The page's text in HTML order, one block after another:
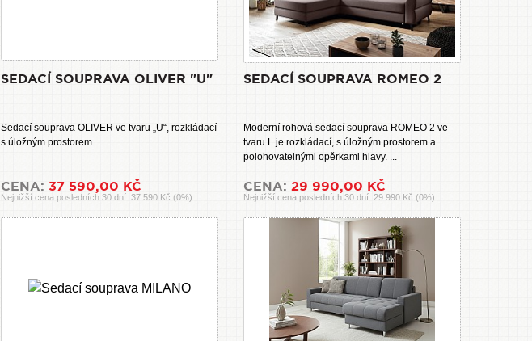
SEDACÍ SOUPRAVA OLIVER "U"
Sedací souprava OLIVER ve tvaru „U“, rozkládací
s úložným prostorem.
CENA: 37 590,00 KČ
Nejnižší cena posledních 30 dní: 37 590 Kč (0%)
SEDACÍ SOUPRAVA ROMEO 2
Moderní rohová sedací souprava ROMEO 2 ve
tvaru L je rozkládací, s úložným prostorem a
polohovatelnými opěrkami hlavy. ...
CENA: 29 990,00 KČ
Nejnižší cena posledních 30 dní: 29 990 Kč (0%)